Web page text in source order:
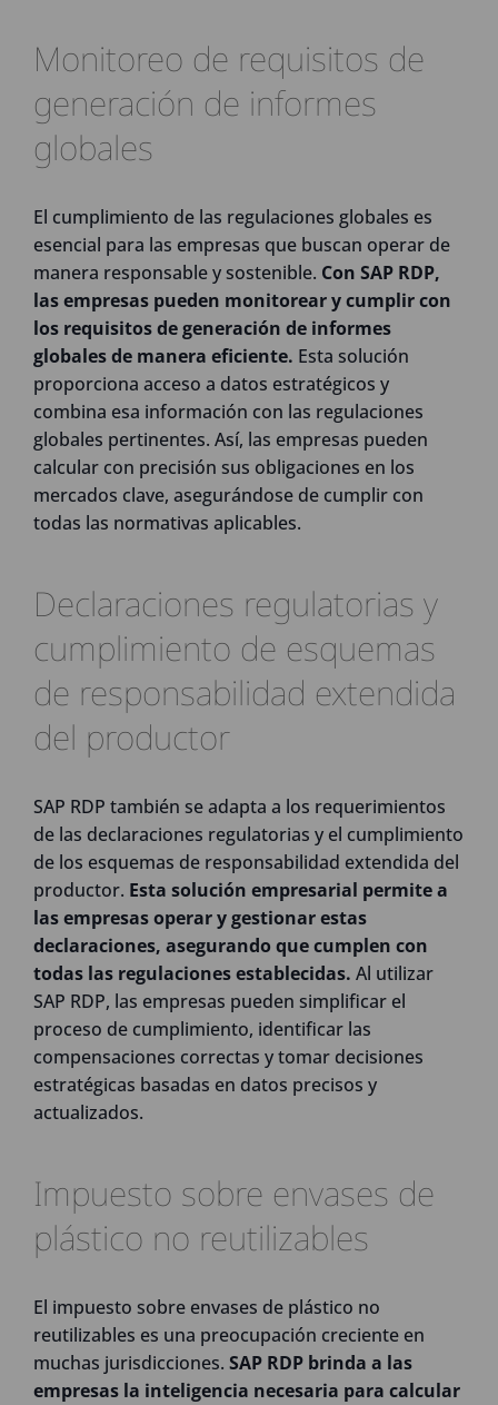
Monitoreo de requisitos de
generación de informes
globales
El cumplimiento de las regulaciones globales es
esencial para las empresas que buscan operar de
manera responsable y sostenible. Con SAP RDP,
las empresas pueden monitorear y cumplir con
los requisitos de generación de informes
globales de manera eficiente. Esta solución
proporciona acceso a datos estratégicos y
combina esa información con las regulaciones
globales pertinentes. Así, las empresas pueden
calcular con precisión sus obligaciones en los
mercados clave, asegurándose de cumplir con
todas las normativas aplicables.
Declaraciones regulatorias y
cumplimiento de esquemas
de responsabilidad extendida
del productor
SAP RDP también se adapta a los requerimientos
de las declaraciones regulatorias y el cumplimiento
de los esquemas de responsabilidad extendida del
productor. Esta solución empresarial permite a
las empresas operar y gestionar estas
declaraciones, asegurando que cumplen con
todas las regulaciones establecidas. Al utilizar
SAP RDP, las empresas pueden simplificar el
proceso de cumplimiento, identificar las
compensaciones correctas y tomar decisiones
estratégicas basadas en datos precisos y
actualizados.
Impuesto sobre envases de
plástico no reutilizables
El impuesto sobre envases de plástico no
reutilizables es una preocupación creciente en
muchas jurisdicciones. SAP RDP brinda a las
empresas la inteligencia necesaria para calcular